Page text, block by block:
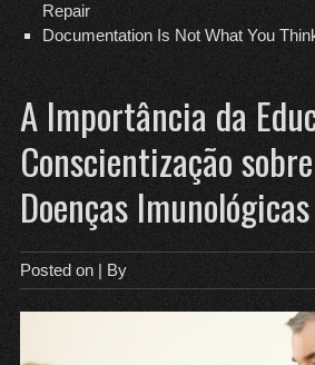
Repair
Documentation Is Not What You
A Importância da
Conscientização
Doenças Imunológicas
Posted on | By